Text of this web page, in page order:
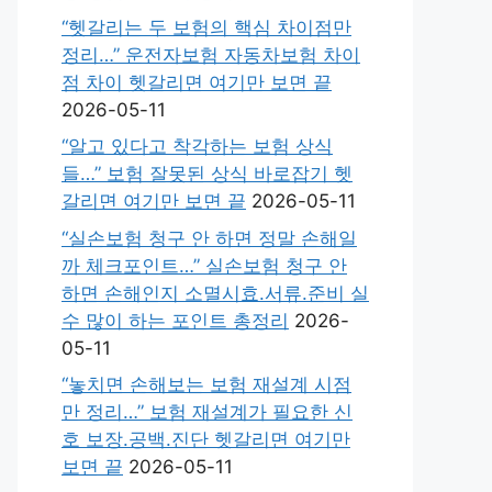
“헷갈리는 두 보험의 핵심 차이점만
정리…” 운전자보험 자동차보험 차이
점 차이 헷갈리면 여기만 보면 끝
2026-05-11
“알고 있다고 착각하는 보험 상식
들…” 보험 잘못된 상식 바로잡기 헷
갈리면 여기만 보면 끝 2026-05-11
“실손보험 청구 안 하면 정말 손해일
까 체크포인트…” 실손보험 청구 안
하면 손해인지 소멸시효.서류.준비 실
수 많이 하는 포인트 총정리 2026-
05-11
“놓치면 손해보는 보험 재설계 시점
만 정리…” 보험 재설계가 필요한 신
호 보장.공백.진단 헷갈리면 여기만
보면 끝 2026-05-11